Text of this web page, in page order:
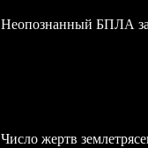
Неопознанный БПЛА
Число жертв